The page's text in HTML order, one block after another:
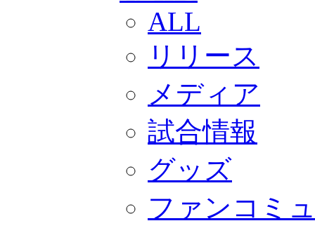
奈良クラブ明治安田J3リーグ
奈良クラブ明治安田Ｊ3リーグ
観戦ルール＆マナー
FANCOMMUNITY
サポートショップ
GOODS
オフィシャルストア（実店舗）
オンラインストア
ACADEMY
アカデミーについて
プロジェクト
ジュニア
ジュニアユース
ALL
リリース
メディア
試合情報
グッズ
ファンコミ